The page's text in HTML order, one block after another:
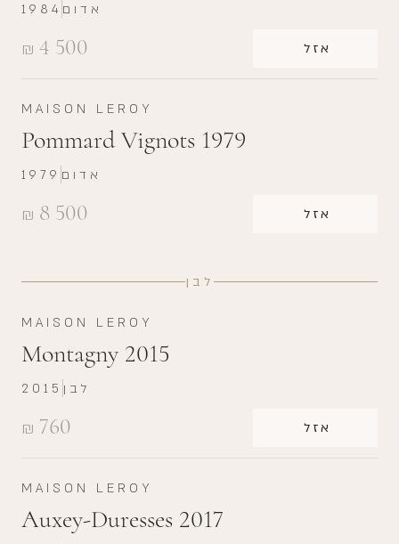
₪ 4 500 אזל
1984 אדום
MAISON LEROY
Pommard Vignots 1979
₪ 8 500 אזל
1979 אדום
לבן
MAISON LEROY
Montagny 2015
₪ 760 אזל
2015 לבן
MAISON LEROY
Auxey-Duresses 2017